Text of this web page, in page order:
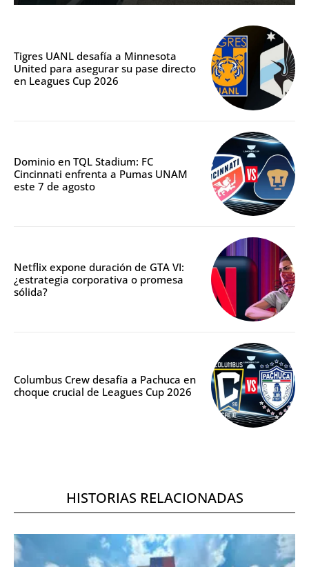
Tigres UANL desafía a Minnesota
United para asegurar su pase directo
en Leagues Cup 2026
Dominio en TQL Stadium: FC
Cincinnati enfrenta a Pumas UNAM
este 7 de agosto
Netflix expone duración de GTA VI:
¿estrategia corporativa o promesa
sólida?
Columbus Crew desafía a Pachuca en
choque crucial de Leagues Cup 2026
HISTORIAS RELACIONADAS